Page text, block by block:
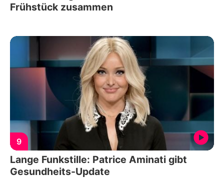
Frühstück zusammen
9
Lange Funkstille: Patrice Aminati gibt
Gesundheits-Update